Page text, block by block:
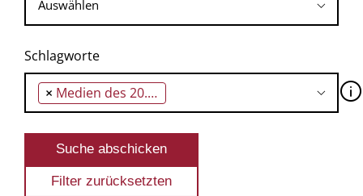
Schlagworte
× Medien des 20. Jahrhunderts 🛈